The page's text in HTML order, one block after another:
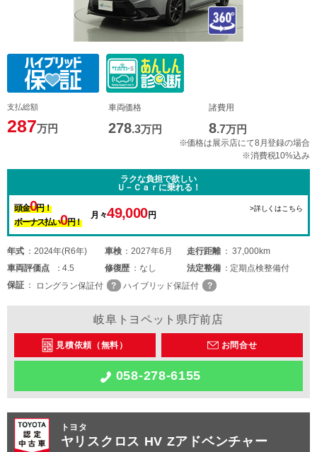
支払総額
287万円
車両価格
278.3万円
諸費用
8.7万円
※価格は展示店にて8月登録の場合
※消費税10%込み
ラクな負担で欲しい
Ｕ－Ｃａｒに乗れる！
頭金0円！
ボーナス払い0円！
月々49,000円
>詳しくはこちら
年式 2024年(R6年) 車検 2027年6月 走行距離
37,000km
車両評価点 4.5 修復歴 なし 法定整備
定期点検整備付
保証
ロングラン保証付 ハイブリッド保証付
岐阜トヨペット県庁前店
見積依頼（無料） お問合せ
058-278-6155
トヨタ
ヤリスクロス HV Zアドベンチャー